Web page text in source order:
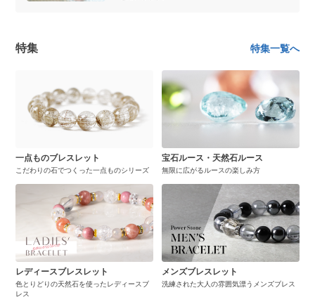
特集 特集一覧へ
一点ものブレスレット
こだわりの石でつくった一点ものシリーズ
宝石ルース・天然石ルース
無限に広がるルースの楽しみ方
レディースブレスレット
色とりどりの天然石を使ったレディースブ
レス
メンズブレスレット
洗練された大人の雰囲気漂うメンズブレス